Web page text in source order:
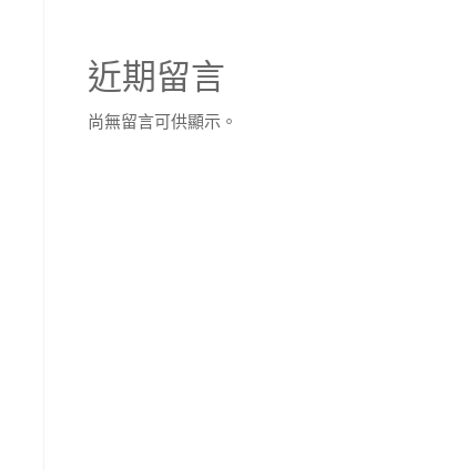
近期留言
尚無留言可供顯示。